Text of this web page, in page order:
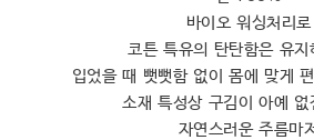
바이오 워싱처리로
코튼 특유의 탄탄함은 유지
입었을 때 뻣뻣함 없이 몸에 맞게
소재 특성상 구김이 아예
자연스러운 주름마